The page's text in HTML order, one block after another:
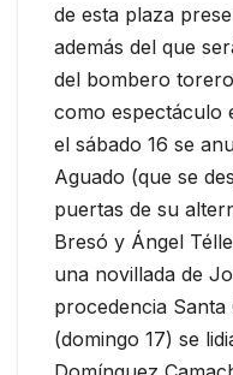
de esta plaza
además del que
del bombero
como espectáculo
el sábado 16 se
Aguado (que se
puertas de su
Bresó y Ángel
una novillada de
procedencia Santa
(domingo 17) se